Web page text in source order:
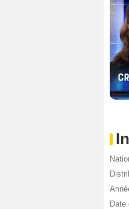
Date